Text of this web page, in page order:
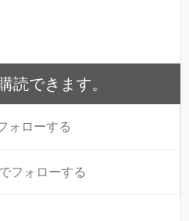
読できます。
ォローする
でフォローする